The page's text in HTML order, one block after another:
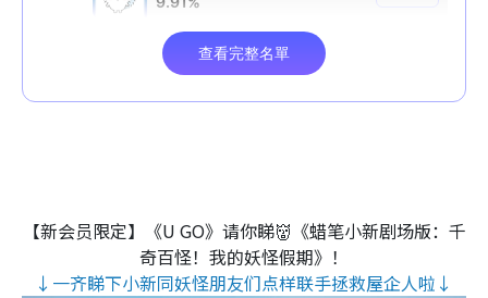
【新会员限定】《U GO》请你睇👹《蜡笔小新剧场版：千
奇百怪！我的妖怪假期》！
↓一齐睇下小新同妖怪朋友们点样联手拯救屋企人啦↓